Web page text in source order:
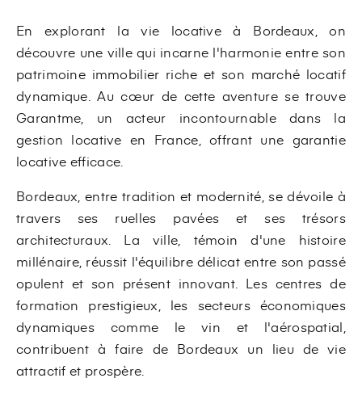
En explorant la vie locative à Bordeaux, on
découvre une ville qui incarne l'harmonie entre son
patrimoine immobilier riche et son marché locatif
dynamique. Au cœur de cette aventure se trouve
Garantme, un acteur incontournable dans la
gestion locative en France, offrant une garantie
locative efficace.
Bordeaux, entre tradition et modernité, se dévoile à
travers ses ruelles pavées et ses trésors
architecturaux. La ville, témoin d'une histoire
millénaire, réussit l'équilibre délicat entre son passé
opulent et son présent innovant. Les centres de
formation prestigieux, les secteurs économiques
dynamiques comme le vin et l'aérospatial,
contribuent à faire de Bordeaux un lieu de vie
attractif et prospère.